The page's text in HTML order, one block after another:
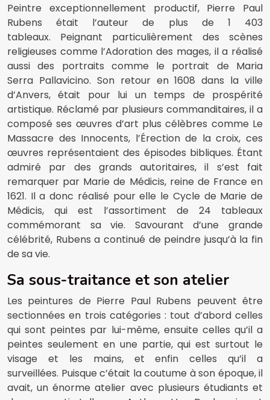
Peintre exceptionnellement productif, Pierre Paul
Rubens était l’auteur de plus de 1 403
tableaux. Peignant particulièrement des scènes
religieuses comme l’Adoration des mages, il a réalisé
aussi des portraits comme le portrait de Maria
Serra Pallavicino. Son retour en 1608 dans la ville
d’Anvers, était pour lui un temps de prospérité
artistique. Réclamé par plusieurs commanditaires, il a
composé ses œuvres d’art plus célèbres comme Le
Massacre des Innocents, l’Érection de la croix, ces
œuvres représentaient des épisodes bibliques. Étant
admiré par des grands autoritaires, il s’est fait
remarquer par Marie de Médicis, reine de France en
1621. Il a donc réalisé pour elle le Cycle de Marie de
Médicis, qui est l’assortiment de 24 tableaux
commémorant sa vie. Savourant d’une grande
célébrité, Rubens a continué de peindre jusqu’à la fin
de sa vie.
Sa sous-traitance et son atelier
Les peintures de Pierre Paul Rubens peuvent être
sectionnées en trois catégories : tout d’abord celles
qui sont peintes par lui-même, ensuite celles qu’il a
peintes seulement en une partie, qui est surtout le
visage et les mains, et enfin celles qu’il a
surveillées. Puisque c’était la coutume à son époque, il
avait, un énorme atelier avec plusieurs étudiants et